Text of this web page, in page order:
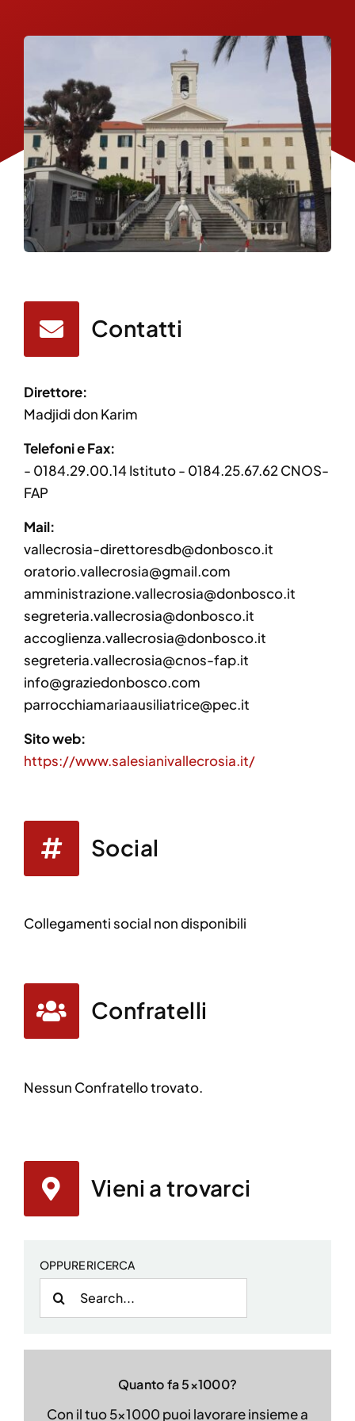
Contatti
Direttore:
Madjidi don Karim
Telefoni e Fax:
- 0184.29.00.14 Istituto - 0184.25.67.62 CNOS-
FAP
Mail:
vallecrosia-direttoresdb@donbosco.it
oratorio.vallecrosia@gmail.com
amministrazione.vallecrosia@donbosco.it
segreteria.vallecrosia@donbosco.it
accoglienza.vallecrosia@donbosco.it
segreteria.vallecrosia@cnos-fap.it
info@graziedonbosco.com
parrocchiamariaausiliatrice@pec.it
Sito web:
https://www.salesianivallecrosia.it/
Social
Collegamenti social non disponibili
Confratelli
Nessun Confratello trovato.
Vieni a trovarci
OPPURE RICERCA
Cerca
per:
Quanto fa 5×1000?
Con il tuo 5×1000 puoi lavorare insieme a